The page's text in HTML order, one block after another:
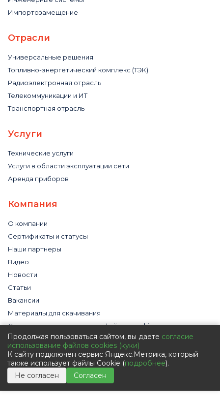
Импортозамещение
Отрасли
Универсальные решения
Топливно-энергетический комплекс (ТЭК)
Радиоэлектронная отрасль
Телекоммуникации и ИТ
Транспортная отрасль
Услуги
Технические услуги
Услуги в области эксплуатации сети
Аренда приборов
Компания
О компании
Сертификаты и статусы
Наши партнеры
Видео
Новости
Статьи
Вакансии
Материалы для скачивания
Cогласие на использование файлов cookies
Обработка персональных данных с помощью сервиса
«Яндекс.Метрика»
Политика в отношении обработки персональных данных
Пользовательское соглашение
Согласие на обработку персональных данных
Продолжая пользоваться сайтом, вы даете согласие
использование файлов cookies (куки)
К сайту подключен сервис Яндекс.Метрика, который
также использует файлы Cookie (подробнее).
Не согласен
Согласен